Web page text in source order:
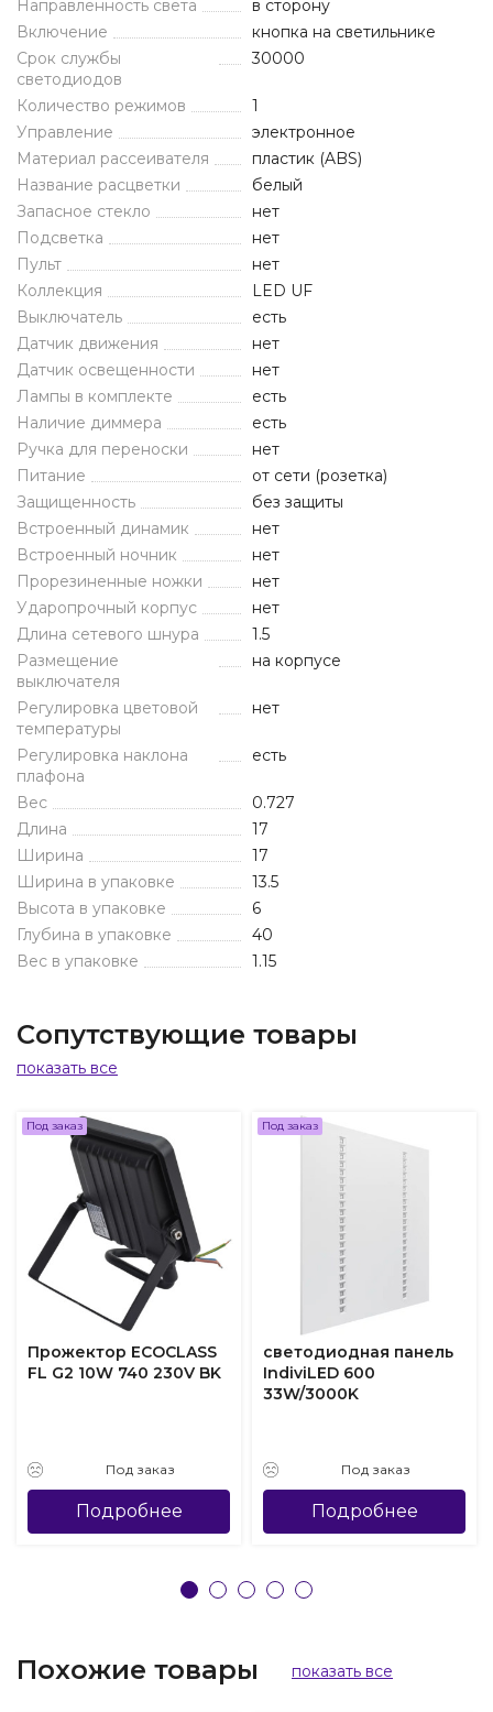
Направленность света
в сторону
Включение
кнопка на светильнике
Срок службы
светодиодов
30000
Количество режимов
1
Управление
электронное
Материал рассеивателя
пластик (ABS)
Название расцветки
белый
Запасное стекло
нет
Подсветка
нет
Пульт
нет
Коллекция
LED UF
Выключатель
есть
Датчик движения
нет
Датчик освещенности
нет
Лампы в комплекте
есть
Наличие диммера
есть
Ручка для переноски
нет
Питание
от сети (розетка)
Защищенность
без защиты
Встроенный динамик
нет
Встроенный ночник
нет
Прорезиненные ножки
нет
Ударопрочный корпус
нет
Длина сетевого шнура
1.5
Размещение
выключателя
на корпусе
Регулировка цветовой
температуры
нет
Регулировка наклона
плафона
есть
Вес
0.727
Длина
17
Ширина
17
Ширина в упаковке
13.5
Высота в упаковке
6
Глубина в упаковке
40
Вес в упаковке
1.15
Сопутствующие товары
показать все
Под заказ
Прожектор ECOCLASS
FL G2 10W 740 230V BK
Под заказ
Подробнее
Под заказ
светодиодная панель
IndiviLED 600
33W/3000K
Под заказ
Подробнее
Похожие товары показать все